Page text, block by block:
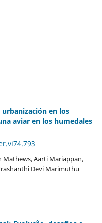
urbanización en los
aviar en los humedales
Mathews, Aarti Mariappan,
Devi Marimuthu